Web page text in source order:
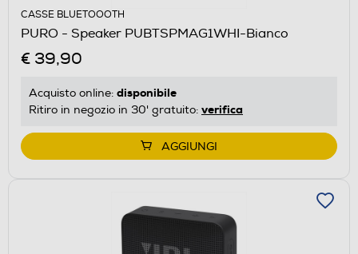
CASSE BLUETOOOTH
PURO - Speaker PUBTSPMAG1WHI-Bianco
€ 39,90
Acquisto online: disponibile
Ritiro in negozio in 30' gratuito: verifica
AGGIUNGI